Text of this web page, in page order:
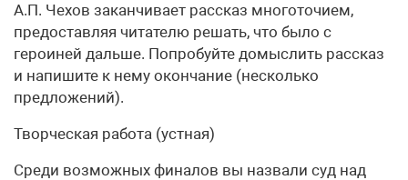
А.П. Чехов заканчивает рассказ многоточием,
предоставляя читателю решать, что было с
героиней дальше. Попробуйте домыслить рассказ
и напишите к нему окончание (несколько
предложений).
Творческая работа (устная)
Среди возможных финалов вы назвали суд над